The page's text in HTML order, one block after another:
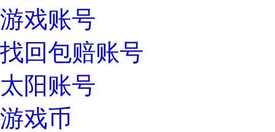
游戏账号
找回包赔账号
太阳账号
游戏币